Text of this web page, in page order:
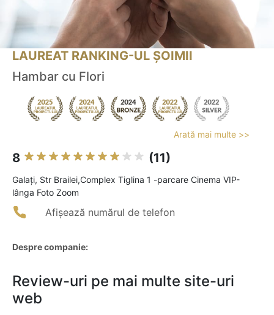
LAUREAT RANKING-UL ȘOIMII
Hambar cu Flori
Arată mai multe >>
8 (11)
Galaţi, Str Brailei,Complex Tiglina 1 -parcare Cinema VIP-
lânga Foto Zoom
Afișează numărul de telefon
Despre companie:
Review-uri pe mai multe site-uri
web